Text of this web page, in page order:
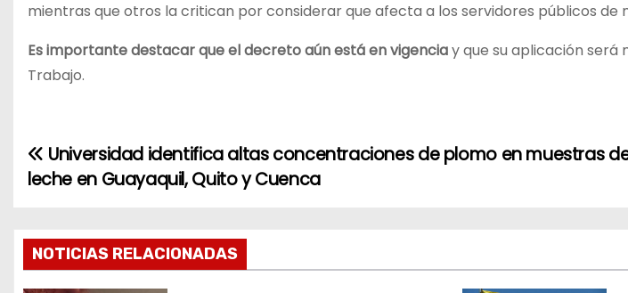
mientras que otros la critican por considerar que afecta a los servidores públicos de
Es importante destacar que el decreto aún está en vigenciay que su aplicación será
Trabajo.
N
v
e
Universidad identifica altas concentraciones de plomo en muestras
leche en Guayaquil, Quito y Cuenca
NOTICIAS RELACIONADAS